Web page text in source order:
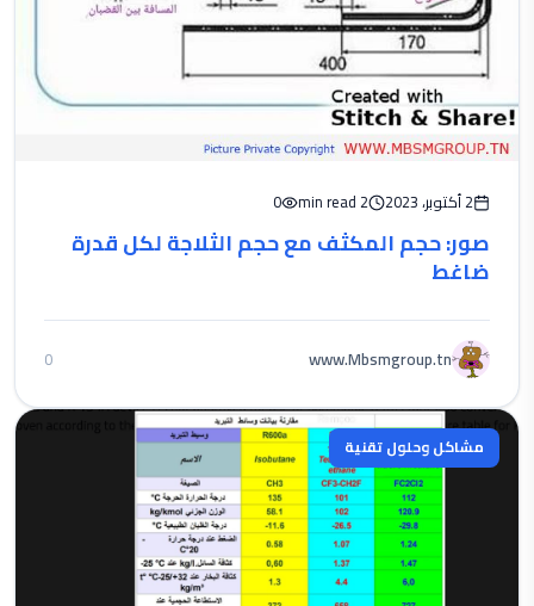
2 أكتوبر، 2023 2 min read
0
صور: حجم المكثف مع حجم الثلاجة لكل قدرة
ضاغط
www.Mbsmgroup.tn
0
مشاكل وحلول تقنية